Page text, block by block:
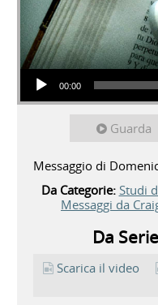
Audio Player
00:00
Guarda
Messaggio di
Da Categorie: Studi
Messaggi da
Da
Scarica il video